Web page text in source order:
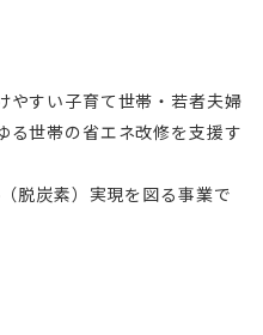
やすい子育て世帯・若者夫婦
る世帯の省エネ改修を支援す
脱炭素）実現を図る事業で